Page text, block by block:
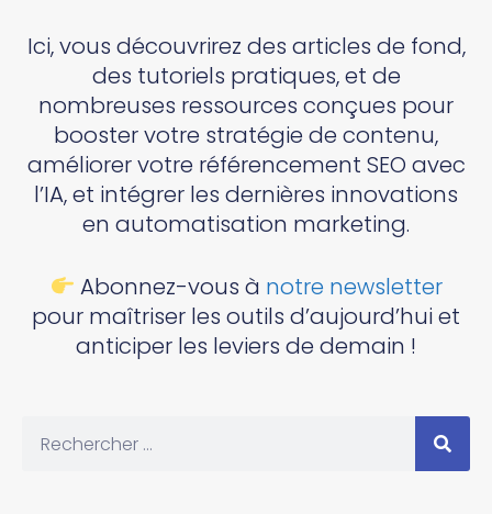
Ici, vous découvrirez des articles de fond,
des tutoriels pratiques, et de
nombreuses ressources conçues pour
booster votre stratégie de contenu,
améliorer votre référencement SEO avec
l’IA, et intégrer les dernières innovations
en automatisation marketing.
Abonnez-vous à notre newsletter
pour maîtriser les outils d’aujourd’hui et
anticiper les leviers de demain !